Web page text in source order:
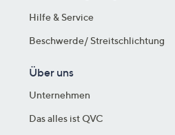
Hilfe & Service
Beschwerde/ Streitschlichtung
Über uns
Unternehmen
Das alles ist QVC